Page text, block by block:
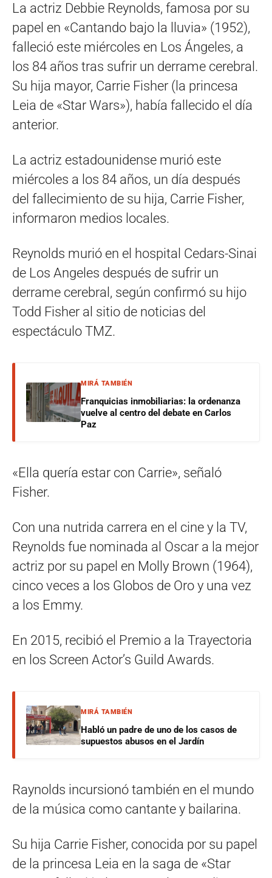
La actriz Debbie Reynolds, famosa por su
papel en «Cantando bajo la lluvia» (1952),
falleció este miércoles en Los Ángeles, a
los 84 años tras sufrir un derrame cerebral.
Su hija mayor, Carrie Fisher (la princesa
Leia de «Star Wars»), había fallecido el día
anterior.
La actriz estadounidense murió este
miércoles a los 84 años, un día después
del fallecimiento de su hija, Carrie Fisher,
informaron medios locales.
Reynolds murió en el hospital Cedars-Sinai
de Los Angeles después de sufrir un
derrame cerebral, según confirmó su hijo
Todd Fisher al sitio de noticias del
espectáculo TMZ.
MIRÁ TAMBIÉN
Franquicias inmobiliarias: la ordenanza
vuelve al centro del debate en Carlos
Paz
«Ella quería estar con Carrie», señaló
Fisher.
Con una nutrida carrera en el cine y la TV,
Reynolds fue nominada al Oscar a la mejor
actriz por su papel en Molly Brown (1964),
cinco veces a los Globos de Oro y una vez
a los Emmy.
En 2015, recibió el Premio a la Trayectoria
en los Screen Actor’s Guild Awards.
MIRÁ TAMBIÉN
Habló un padre de uno de los casos de
supuestos abusos en el Jardín
Raynolds incursionó también en el mundo
de la música como cantante y bailarina.
Su hija Carrie Fisher, conocida por su papel
de la princesa Leia en la saga de «Star